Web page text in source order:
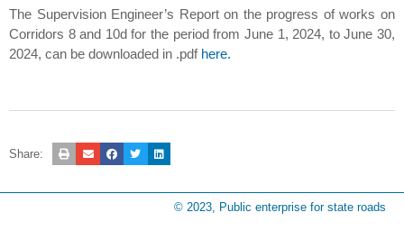
The Supervision Engineer’s Report on the progress of works on
Corridors 8 and 10d for the period from June 1, 2024, to June 30,
2024, can be downloaded in .pdf here.
Share:
© 2023, Public enterprise for state roads